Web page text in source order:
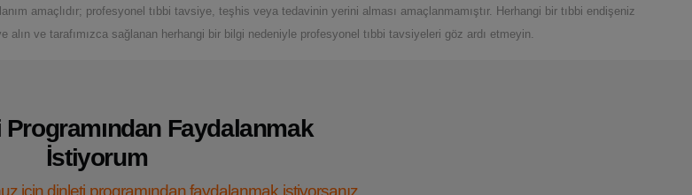
amaçlıdır; profesyonel tıbbi tavsiye, teşhis veya tedavinin yerini alması amaçlanmamıştır. Herhangi bir tıbbi endişeniz
ve tarafımızca sağlanan herhangi bir bilgi nedeniyle profesyonel tıbbi tavsiyeleri göz ardı etmeyin.
Faydalanmak
İstiyorum